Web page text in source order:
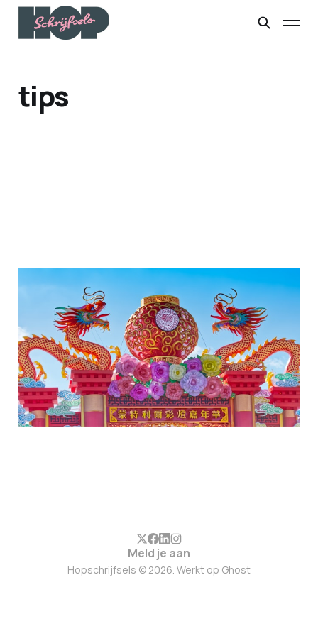
tips
Sss...
15 feb. 20264 min leestijd Paid
Meld je aan
Hopschrijfsels © 2026. Werkt op Ghost